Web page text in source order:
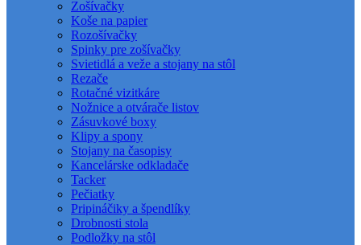
Zošívačky
Koše na papier
Rozošívačky
Spinky pre zošívačky
Svietidlá a veže a stojany na stôl
Rezače
Rotačné vizitkáre
Nožnice a otvárače listov
Zásuvkové boxy
Klipy a spony
Stojany na časopisy
Kancelárske odkladače
Tacker
Pečiatky
Pripináčiky a špendlíky
Drobnosti stola
Podložky na stôl